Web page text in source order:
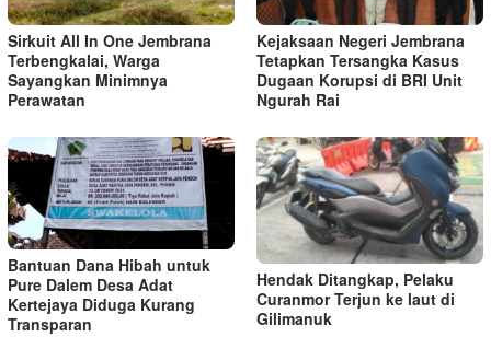
Sirkuit All In One Jembrana
Terbengkalai, Warga
Sayangkan Minimnya
Perawatan
Kejaksaan Negeri Jembrana
Tetapkan Tersangka Kasus
Dugaan Korupsi di BRI Unit
Ngurah Rai
Bantuan Dana Hibah untuk
Pure Dalem Desa Adat
Kertejaya Diduga Kurang
Transparan
Hendak Ditangkap, Pelaku
Curanmor Terjun ke laut di
Gilimanuk